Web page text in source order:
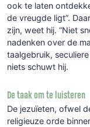
ook te laten
de vreugde ligt”.
zijn, weet hij. “Niet
nadenken over de
taalgebruik,
niets schuwt hij.
De taak om te luisteren
De jezuïeten, ofwel
religieuze orde